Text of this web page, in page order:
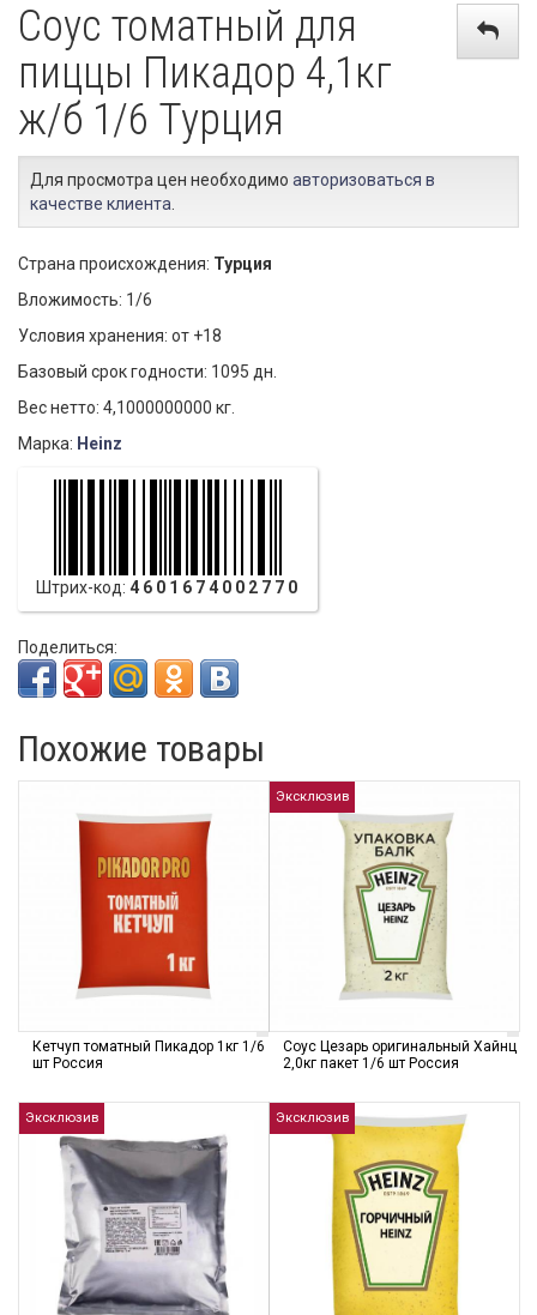
Соус томатный для
пиццы Пикадор 4,1кг
ж/б 1/6 Турция
Для просмотра цен необходимо авторизоваться в
качестве клиента
Страна происхождения: Турция
Вложимость: 1/6
Условия хранения: от +18
Базовый срок годности: 1095 дн.
Вес нетто: 4,1000000000 кг.
Марка: Heinz
Штрих-код: 4601674002770
Поделиться:
Похожие товары
Кетчуп томатный Пикадор 1кг 1/6
шт Россия
Эксклюзив
Соус Цезарь оригинальный Хайнц
2,0кг пакет 1/6 шт Россия
Эксклюзив Эксклюзив